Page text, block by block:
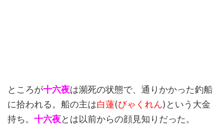
ところが十六夜は瀕死の状態で、通りかかった釣船
に拾われる。船の主は白蓮(びゃくれん)という大金
持ち。 十六夜とは以前からの顔見知りだった。